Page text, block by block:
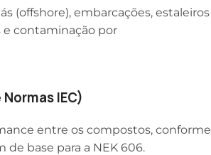
(offshore), embarcações, estaleiros
contaminação por
IEC)
entre os compostos, conforme
de base para a NEK 606.